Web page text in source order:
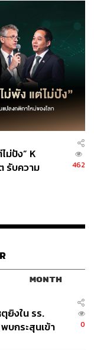
ม่ปัง” K
รับความ
462
MONTH
ยิงใน รร.
บกระสุนเข้า
0